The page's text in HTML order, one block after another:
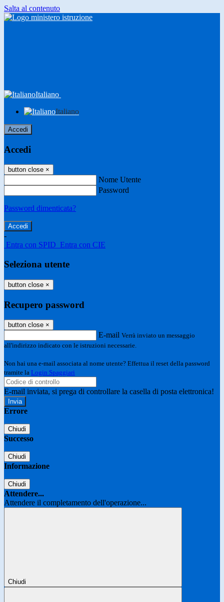
Salta al contenuto
Italiano
Italiano
Accedi
Accedi
button close ×
Nome Utente
Password
Password dimenticata?
-
Entra con SPID Entra con CIE
Seleziona utente
button close ×
Recupero password
button close ×
E-mail Verrà inviato un messaggio
all'indirizzo indicato con le istruzioni necessarie.
Non hai una e-mail associata al nome utente? Effettua il reset della password
tramite la Login Spaggiari
E-mail inviata, si prega di controllare la casella di posta elettronica!
Errore
Chiudi
Successo
Chiudi
Informazione
Chiudi
Attendere...
Attendere il completamento dell'operazione...
Chiudi